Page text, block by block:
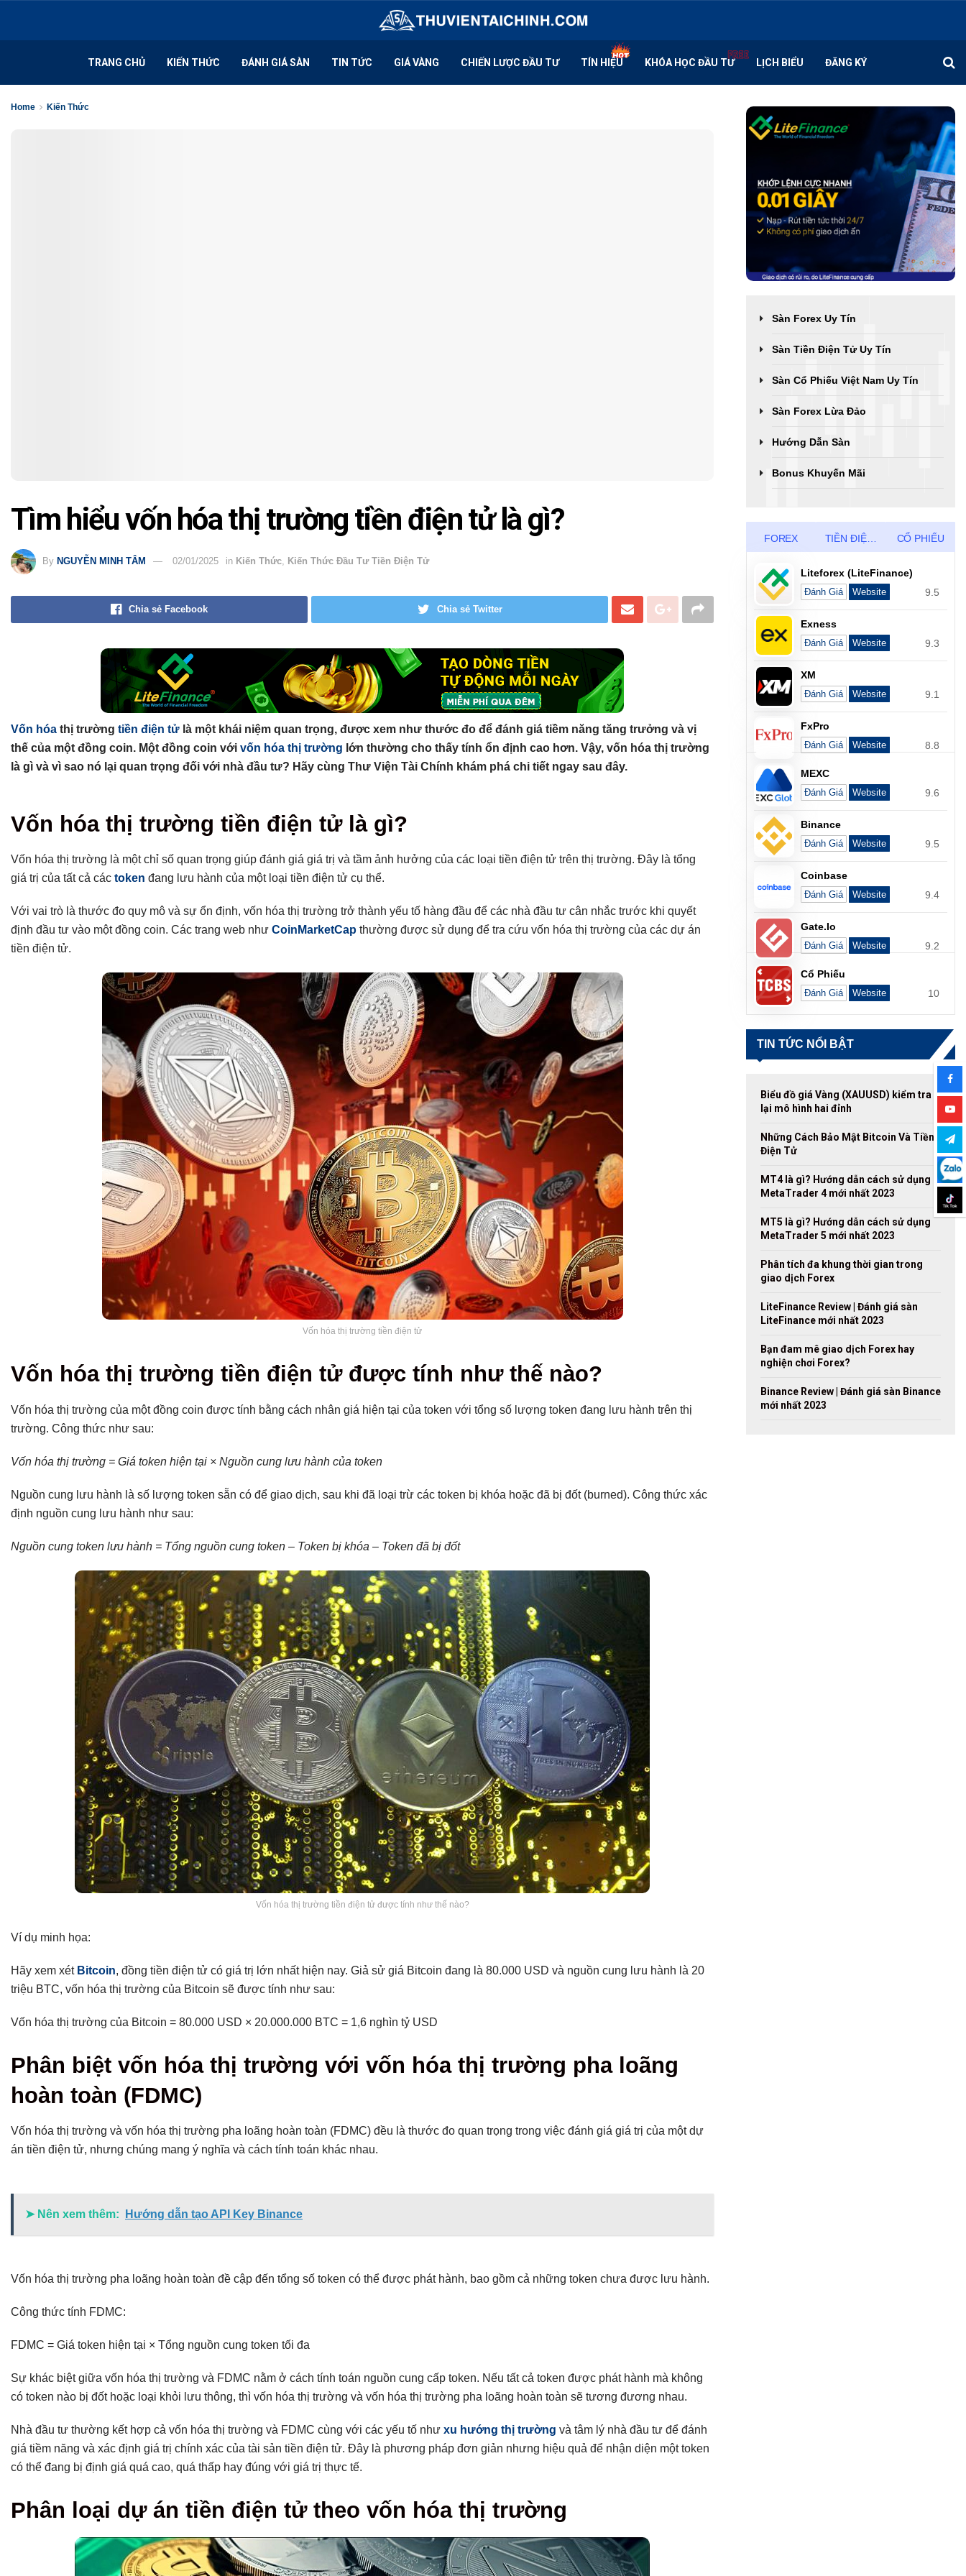
TRANG CHỦ KIẾN THỨC ĐÁNH GIÁ SÀN TIN TỨC GIÁ VÀNG CHIẾN LƯỢC ĐẦU TƯ TÍN HIỆU KHÓA HỌC ĐẦU TƯ LỊCH BIỂU ĐĂNG KÝ
Home Kiến Thức
Tìm hiểu vốn hóa thị trường tiền điện tử là gì?
By NGUYỄN MINH TÂM 02/01/2025 in Kiến Thức Kiến Thức Đầu Tư Tiền Điện Tử
Chia sẻ Facebook Chia sẻ Twitter
Vốn hóa thị trường tiền điện tử là một khái niệm quan trọng, được xem như thước đo để đánh giá tiềm năng tăng trưởng và vị
thế của một đồng coin. Một đồng coin với vốn hóa thị trường lớn thường cho thấy tính ổn định cao hơn. Vậy, vốn hóa thị trường
là gì và vì sao nó lại quan trọng đối với nhà đầu tư? Hãy cùng Thư Viện Tài Chính khám phá chi tiết ngay sau đây.
Vốn hóa thị trường tiền điện tử là gì?
Vốn hóa thị trường tiền điện tử được tính như thế nào?
Phân biệt vốn hóa thị trường với vốn hóa thị trường pha loãng hoàn toàn (FDMC)
1. Vốn hóa khổng lồ
2. Vốn hóa lớn
3. Vốn hóa trung bình
4. Vốn hóa thấp
5. Vốn hóa siêu nhỏ
Vai trò của vốn hóa thị trường tiền điện tử
Đo lường quy mô của thị trường tiền điện tử
Ảnh hưởng đến biến động giá
Có thể bạn chưa biết
Vốn hóa thị trường tiền điện tử là gì?
Vốn hóa thị trường là một chỉ số quan trọng giúp đánh giá giá trị và tầm ảnh hưởng của các loại tiền điện tử trên thị trường. Đây là tổng
giá trị của tất cả các token đang lưu hành của một loại tiền điện tử cụ thể.
Với vai trò là thước đo quy mô và sự ổn định, vốn hóa thị trường trở thành yếu tố hàng đầu để các nhà đầu tư cân nhắc trước khi quyết
định đầu tư vào một đồng coin. Các trang web như CoinMarketCap thường được sử dụng để tra cứu vốn hóa thị trường của các dự án
tiền điện tử.
Vốn hóa thị trường tiền điện tử
Vốn hóa thị trường tiền điện tử được tính như thế nào?
Vốn hóa thị trường của một đồng coin được tính bằng cách nhân giá hiện tại của token với tổng số lượng token đang lưu hành trên thị
trường. Công thức như sau:
Vốn hóa thị trường = Giá token hiện tại × Nguồn cung lưu hành của token
Nguồn cung lưu hành là số lượng token sẵn có để giao dịch, sau khi đã loại trừ các token bị khóa hoặc đã bị đốt (burned). Công thức xác
định nguồn cung lưu hành như sau:
Nguồn cung token lưu hành = Tổng nguồn cung token – Token bị khóa – Token đã bị đốt
Vốn hóa thị trường tiền điện tử được tính như thế nào?
Ví dụ minh họa:
Hãy xem xét Bitcoin, đồng tiền điện tử có giá trị lớn nhất hiện nay. Giả sử giá Bitcoin đang là 80.000 USD và nguồn cung lưu hành là 20
triệu BTC, vốn hóa thị trường của Bitcoin sẽ được tính như sau:
Vốn hóa thị trường của Bitcoin = 80.000 USD × 20.000.000 BTC = 1,6 nghìn tỷ USD
Phân biệt vốn hóa thị trường với vốn hóa thị trường pha loãng
hoàn toàn (FDMC)
Vốn hóa thị trường và vốn hóa thị trường pha loãng hoàn toàn (FDMC) đều là thước đo quan trọng trong việc đánh giá giá trị của một dự
án tiền điện tử, nhưng chúng mang ý nghĩa và cách tính toán khác nhau.
➤ Nên xem thêm: Hướng dẫn tạo API Key Binance
Vốn hóa thị trường pha loãng hoàn toàn đề cập đến tổng số token có thể được phát hành, bao gồm cả những token chưa được lưu hành.
Công thức tính FDMC:
FDMC = Giá token hiện tại × Tổng nguồn cung token tối đa
Sự khác biệt giữa vốn hóa thị trường và FDMC nằm ở cách tính toán nguồn cung cấp token. Nếu tất cả token được phát hành mà không
có token nào bị đốt hoặc loại khỏi lưu thông, thì vốn hóa thị trường và vốn hóa thị trường pha loãng hoàn toàn sẽ tương đương nhau.
Nhà đầu tư thường kết hợp cả vốn hóa thị trường và FDMC cùng với các yếu tố như xu hướng thị trường và tâm lý nhà đầu tư để đánh
giá tiềm năng và xác định giá trị chính xác của tài sản tiền điện tử. Đây là phương pháp đơn giản nhưng hiệu quả để nhận diện một token
có thể đang bị định giá quá cao, quá thấp hay đúng với giá trị thực tế.
Phân loại dự án tiền điện tử theo vốn hóa thị trường
Sàn Forex Uy Tín
Sàn Tiền Điện Tử Uy Tín
Sàn Cổ Phiếu Việt Nam Uy Tín
Sàn Forex Lừa Đảo
Hướng Dẫn Sàn
Bonus Khuyến Mãi
FOREX TIỀN ĐIỆN TỬ CỔ PHIẾU
Liteforex (LiteFinance)
Đánh Giá Website 9.5
Exness
Đánh Giá Website 9.3
XM
Đánh Giá Website 9.1
FxPro
Đánh Giá Website 8.8
MEXC
Đánh Giá Website 9.6
Binance
Đánh Giá Website 9.5
Coinbase
Đánh Giá Website 9.4
Gate.io
Đánh Giá Website 9.2
Cổ Phiếu
Đánh Giá Website 10
TIN TỨC NỔI BẬT
Biểu đồ giá Vàng (XAUUSD) kiểm tra
lại mô hình hai đỉnh
Những Cách Bảo Mật Bitcoin Và Tiền
Điện Tử
MT4 là gì? Hướng dẫn cách sử dụng
MetaTrader 4 mới nhất 2023
MT5 là gì? Hướng dẫn cách sử dụng
MetaTrader 5 mới nhất 2023
Phân tích đa khung thời gian trong
giao dịch Forex
LiteFinance Review | Đánh giá sàn
LiteFinance mới nhất 2023
Bạn đam mê giao dịch Forex hay
nghiện chơi Forex?
Binance Review | Đánh giá sàn Binance
mới nhất 2023